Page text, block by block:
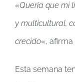
«Quería que mi
y multicultural,
crecido«,
Esta semana